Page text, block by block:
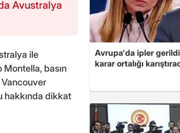
Avustralya
ile
Montella, basın
Vancouver
hakkında dikkat
Avrupa'da ipler
karar ortalığı